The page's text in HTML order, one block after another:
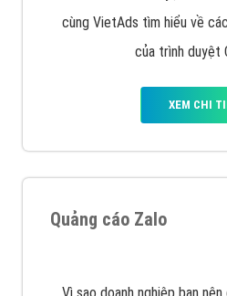
VietAds với đội ngũ chuyên
chiến dịch quảng cáo Youtube
tối ưu, hiệu